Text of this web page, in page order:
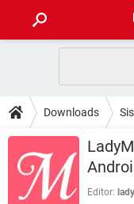
CELULAR
INSTAGRAM
GUIA DE COMPRAS
DICAS
JOGOS
CELULAR
OUTLOOK
DOWNLOADS
JOGOS
CELULAR
FÓRUM
Downloads
Editor: